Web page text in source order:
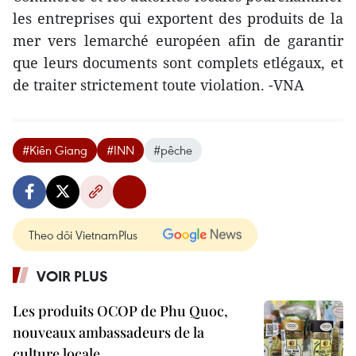
les entreprises qui exportent des produits de la
mer vers lemarché européen afin de garantir
que leurs documents sont complets etlégaux, et
de traiter strictement toute violation. -VNA
#Kiên Giang #INN #pêche
Theo dõi VietnamPlus
VOIR PLUS
Les produits OCOP de Phu Quoc,
nouveaux ambassadeurs de la